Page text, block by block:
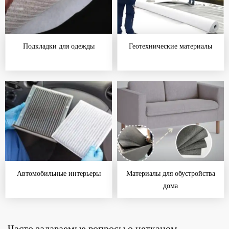
Подкладки для одежды Геотехнические материалы
Автомобильные интерьеры
Материалы для обустройства
дома